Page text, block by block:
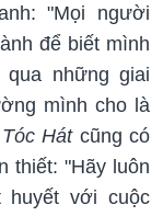
"Mọi người
để biết mình
những giai
mình cho là
Tóc Hát cũng có
thiết: "Hãy luôn
huyết với cuộc